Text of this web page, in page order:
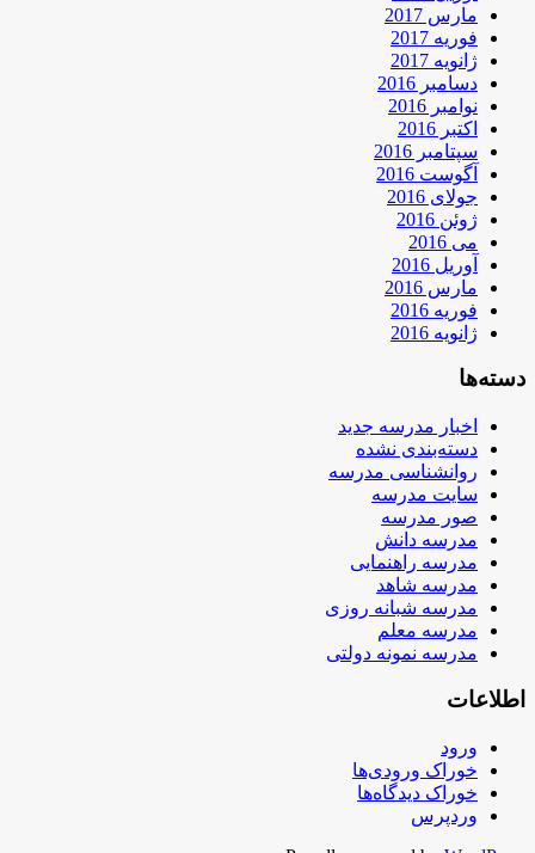
مارس 2017
فوریه 2017
ژانویه 2017
دسامبر 2016
نوامبر 2016
اکتبر 2016
سپتامبر 2016
آگوست 2016
جولای 2016
ژوئن 2016
می 2016
آوریل 2016
مارس 2016
فوریه 2016
ژانویه 2016
دسته‌ها
اخبار مدرسه جدید
دسته‌بندی نشده
روانشناسی مدرسه
سایت مدرسه
صور مدرسه
مدرسه دانش
مدرسه راهنمایی
مدرسه شاهد
مدرسه شبانه روزی
مدرسه معلم
مدرسه نمونه دولتی
اطلاعات
ورود
خوراک ورودی‌ها
خوراک دیدگاه‌ها
وردپرس